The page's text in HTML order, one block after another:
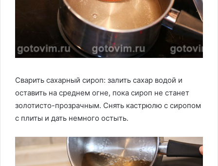
Сварить сахарный сироп: залить сахар водой и
оставить на среднем огне, пока сироп не станет
золотисто-прозрачным. Снять кастрюлю с сиропом
с плиты и дать немного остыть.